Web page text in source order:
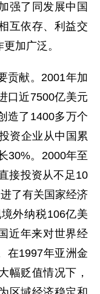
强了同发展中国
互依存、利益交
加广泛。
献。2001年加
口近7500亿美元
造了1400多万个
资企业从中国累
30%。2000年至
接投资从不足10
了有关国家经济
外纳税106亿美
近年来对世界经
在1997年亚洲金
幅贬值情况下，